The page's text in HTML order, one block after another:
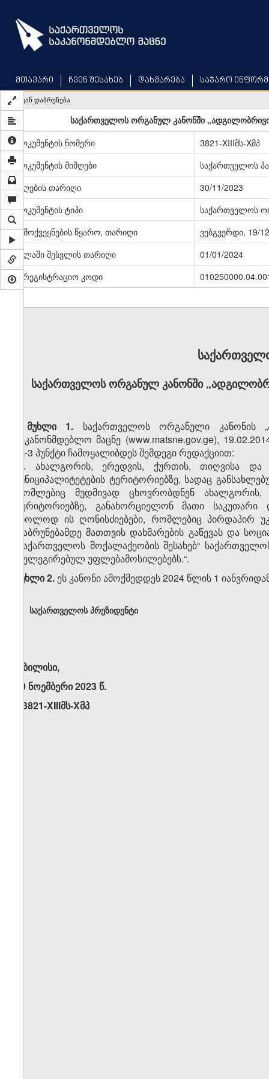
main
content
მთავარი ჩვენ შესახებ დახმარება საჯარო
უკან დაბრუნება
საქართველოს ორგანულ კანონში
დოკუმენტის ნომერი
3821-XIIIმს-Xმპ
დოკუმენტის მიმღები
საქართველოს
მიღების თარიღი
30/11/2023
დოკუმენტის ტიპი
საქართველოს
გამოქვეყნების წყარო, თარიღი
ვებგვერდი, 19/
ძალაში შესვლის თარიღი
01/01/2024
სარეგისტრაციო კოდი
საქართველოს ორგანულ კანონში
მუხლი 1. საქართველოს ორგანული კანონის
საკანონმდებლო მაცნე (www.matsne.gov.ge),
მე-3 პუნქტი ჩამოყალიბდეს შემდეგი რედაქციით:
„3. ახალგორის, ერედვის, ქურთის, თიღვისა და
მუნიციპალიტეტების ტერიტორიებზე, სადაც
რომლებიც მუდმივად ცხოვრობდნენ
ტერიტორიებზე, განახორციელონ მათი
მხოლოდ ის ღონისძიებები, რომლებიც პირდაპირ
დაბრუნებამდე მათთვის დახმარების გაწევას და
„საქართველოს მოქალაქეობის შესახებ“
დელეგირებულ უფლებამოსილებებს.“.
მუხლი 2. ეს კანონი ამოქმედდეს 2024 წლის 1
საქართველოს პრეზიდენტი
თბილისი,
30 ნოემბერი 2023 წ.
N3821-XIIIმს-Xმპ